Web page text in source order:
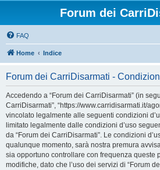
Forum dei
FAQ
Home Indice
Forum dei CarriDisarmati -
Accedendo a “Forum dei CarriDisarmati” (in
CarriDisarmati”, “https://www.carridisarmati.it/
vincolato legalmente alle seguenti condizioni
limitato legalmente dalle condizioni d’uso
da “Forum dei CarriDisarmati”. Le condizioni
qualunque momento, sarà nostra premura
sia opportuno controllare con frequenza queste
modifiche, dato che l’uso dei servizi di “Forum